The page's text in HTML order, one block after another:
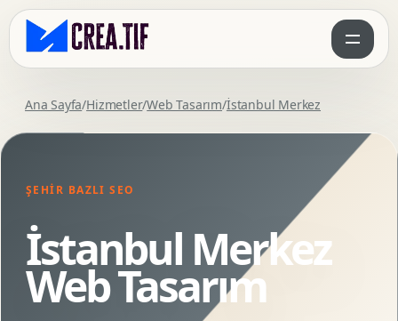
Ana Sayfa/Hizmetler/Web Tasarım/İstanbul Merkez
ŞEHIR BAZLI SEO
İstanbul Merkez
Web Tasarım